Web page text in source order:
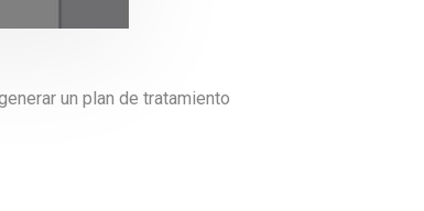
un plan de tratamiento